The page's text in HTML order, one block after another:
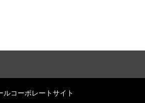
コーポレートサイト